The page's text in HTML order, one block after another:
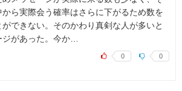
ら実際会う確率はさらに下がるため数を
ができない。そのかわり真剣な人が多いと
ジがあった。今か…
0 0